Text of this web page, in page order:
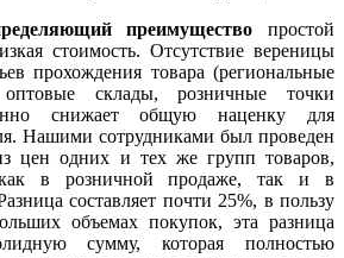
преимущество простой
стоимость. Отсутствие вереницы
прохождения товара (региональные
склады, розничные точки
снижает общую наценку для
Нашими сотрудниками был проведен
цен одних и тех же групп товаров,
в розничной продаже, так и в
составляет почти 25%, в пользу
объемах покупок, эта разница
сумму, которая полностью